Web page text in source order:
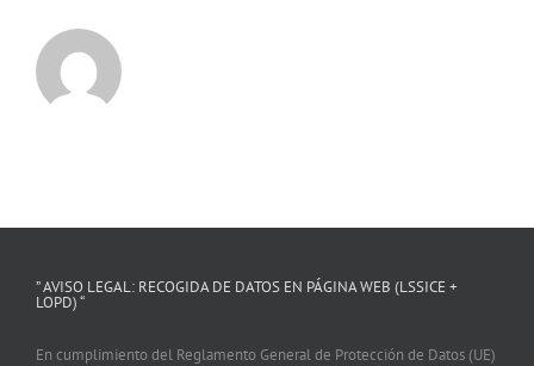
” AVISO LEGAL: RECOGIDA DE DATOS EN PÁGINA WEB (LSSICE +
LOPD) “
En cumplimiento del Reglamento General de Protección de Datos (UE)